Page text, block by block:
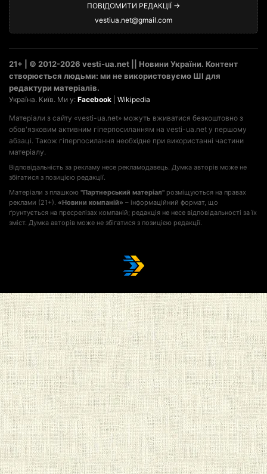
ПОВІДОМИТИ РЕДАКЦІЇ →
vestiua.net@gmail.com
21+ | © 2012-2026 vesti-ua.net || Новини України. Контент
створюється людьми: ми не використовуємо ШІ для
редактури матеріалів.
Україна. Київ. Ми у: Facebook Wikipedia
Матеріали з сайту «vesti-ua.net» можуть вживатися безкоштовно з
обов'язковим активним гіперпосиланням на vesti-ua.net у першому
абзаці. Також гіперпосилання необхідне при використанні частини
матеріалу.
Відповідальність за рекламу несе рекламодавець. Думка авторів може не
збігатися з позицією редакції.
Матеріали з плашкою "Партнерський матеріал" розміщуються на правах
реклами (21+). «Новини компаній» – інформаційний формат, що
ґрунтується на пресрелізах компаній; редакція не несе відповідальності за їх
зміст. Думка авторів може не збігатися з позицією редакції.